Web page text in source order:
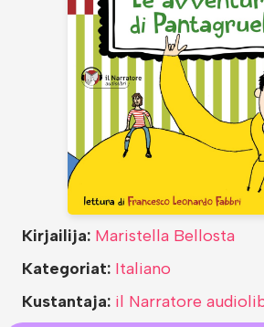
Kirjailija: Maristella Bellosta
Kategoriat: Italiano
Kustantaja: il Narratore